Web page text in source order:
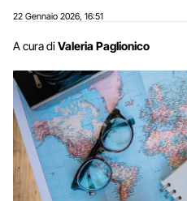
22 Gennaio 2026 16:51
A cura di Valeria Paglionico